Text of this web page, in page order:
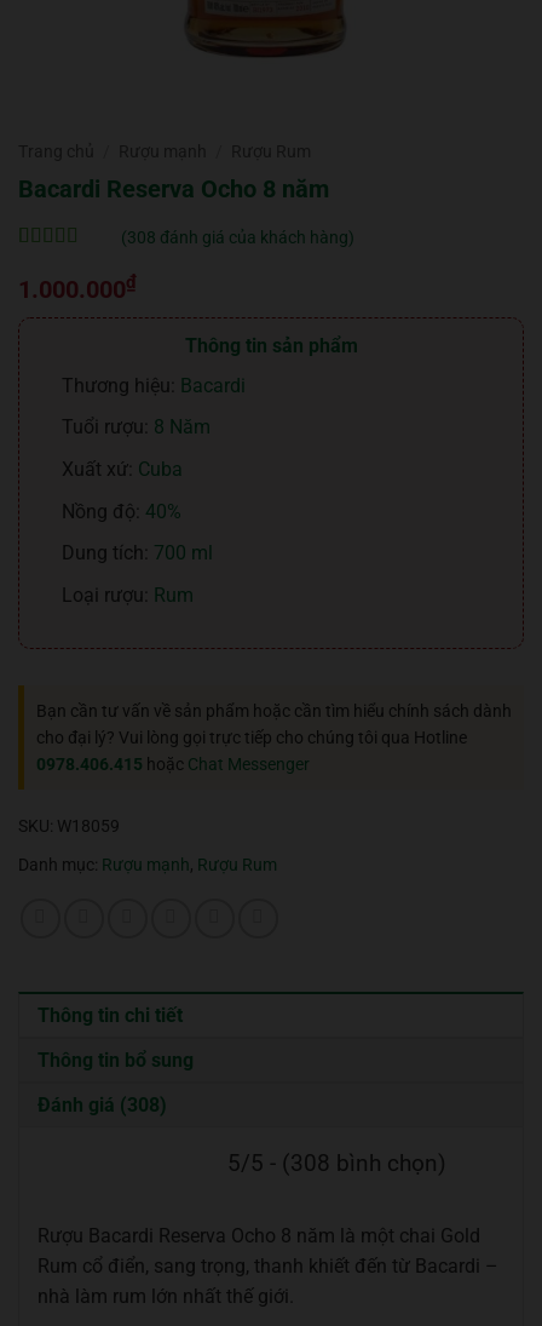
Bacardi Reserva Ocho 8 năm
trênđánh
giá
(308 đánh giá của khách hàng)
1.000.000₫
Thông tin sản phẩm
Thương hiệu: Bacardi
Tuổi rượu: 8 Năm
Xuất xứ: Cuba
Nồng độ: 40%
Dung tích: 700 ml
Loại rượu: Rum
Bạn cần tư vấn về sản phẩm hoặc cần tìm hiểu chính sách dành
cho đại lý? Vui lòng gọi trực tiếp cho chúng tôi qua Hotline
0978.406.415 hoặc Chat Messenger
SKU: W18059
Danh mục: Rượu mạnh, Rượu Rum
Thông tin chi tiết
Thông tin bổ sung
Đánh giá (308)
5/5 - (308 bình chọn)
Rượu Bacardi Reserva Ocho 8 năm là một chai Gold
Rum cổ điển, sang trọng, thanh khiết đến từ Bacardi –
nhà làm rum lớn nhất thế giới.